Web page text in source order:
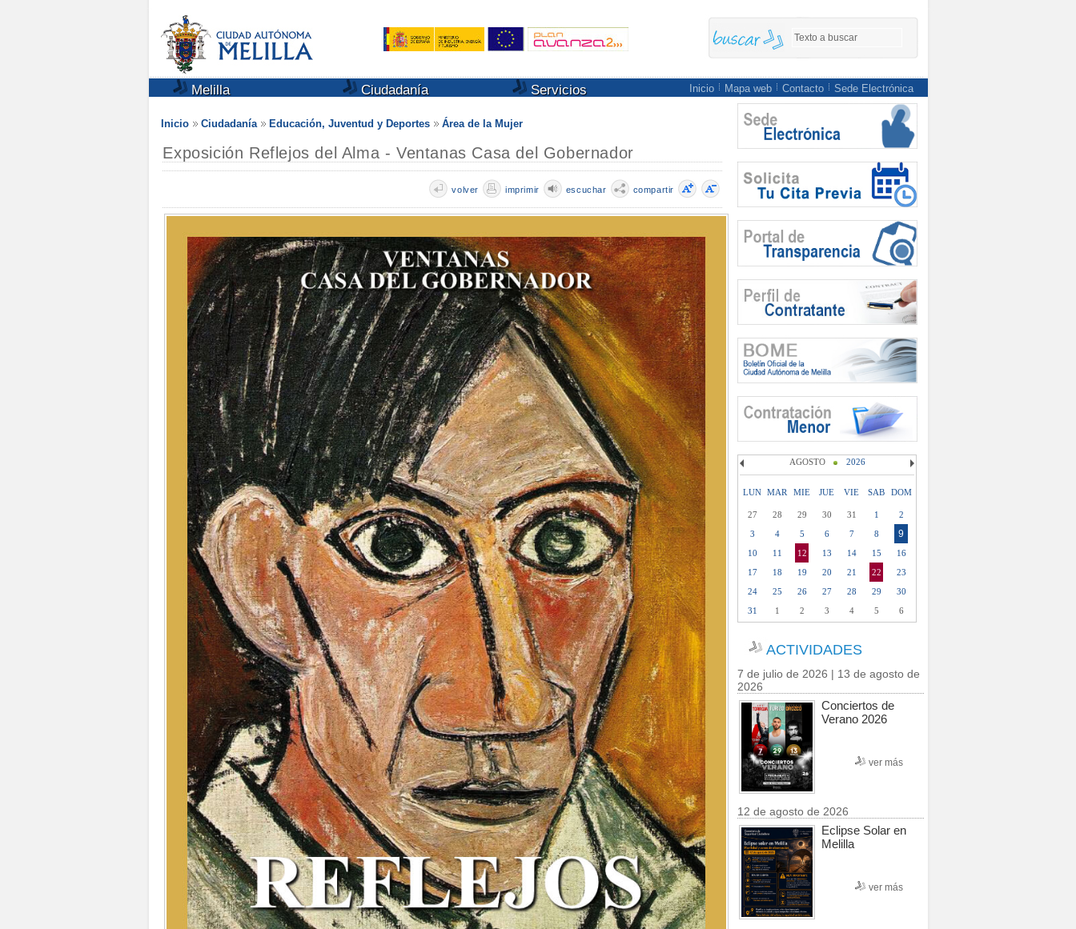
Melilla Ciudadanía Servicios Inicio Mapa web Contacto Sede Electrónica
Inicio Ciudadanía Educación, Juventud y Deportes Área de la Mujer
Exposición Reflejos del Alma - Ventanas Casa del Gobernador
compartir
escuchar
imprimir
volver
AGOSTO 2026
LUN MAR MIE JUE VIE SAB DOM
27 28 29 30 31 1
2
3
4 5 6 7 8 9
10 11 12 13 14 15
16
17
18 19 20 21 22
23
24
25 26 27 28 29
30
31
1 2 3 4 5 6
ACTIVIDADES
7 de julio de 2026 | 13 de agosto de
2026
Conciertos de
Verano 2026
ver más
12 de agosto de 2026
Eclipse Solar en
Melilla
ver más